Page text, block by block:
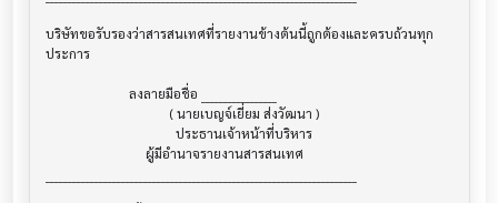
บริษัทขอรับรองว่าสารสนเทศที่รายงานข้างต้นนี้ถูกต้องและครบถ้วนทุก
ประการ